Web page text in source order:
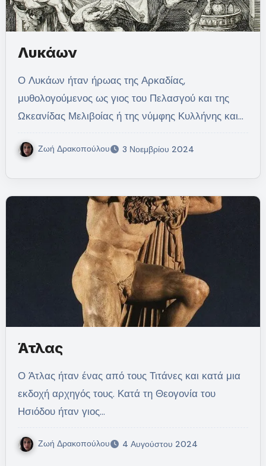
Λυκάων
Ο Λυκάων ήταν ήρωας της Αρκαδίας,
μυθολογούμενος ως γιος του Πελασγού και της
Ωκεανίδας Μελιβοίας ή της νύμφης Κυλλήνης και…
Ζωή Δρακοπούλου 3 Νοεμβρίου 2024
Άτλας
Ο Άτλας ήταν ένας από τους Τιτάνες και κατά μια
εκδοχή αρχηγός τους. Κατά τη Θεογονία του
Ησιόδου ήταν γιος…
Ζωή Δρακοπούλου 4 Αυγούστου 2024